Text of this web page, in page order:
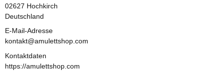
02627 Hochkirch
Deutschland
E-Mail-Adresse
kontakt@amulettshop.com
Kontaktdaten
https://amulettshop.com